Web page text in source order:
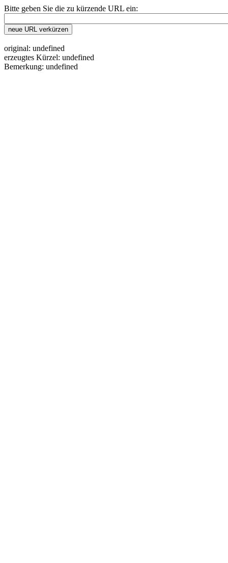
Bitte geben Sie die zu kürzende URL ein:
original: undefined
erzeugtes Kürzel: undefined
Bemerkung: undefined